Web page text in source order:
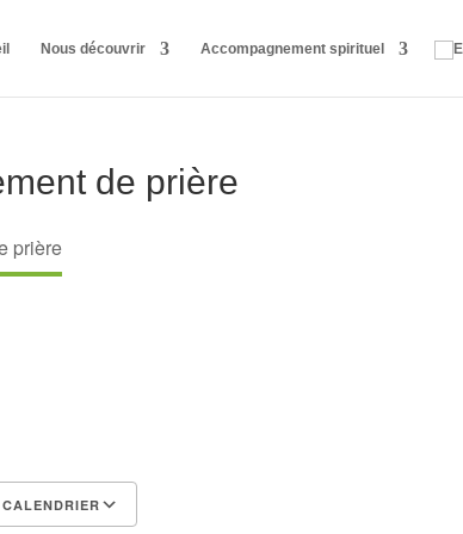
Nous découvrir Accompagnement spirituel
de prière